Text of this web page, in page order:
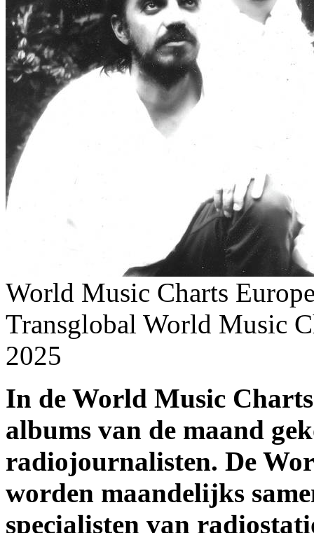
World Music Charts
Transglobal World Music
2025
In de World Music
albums van de maand
radiojournalisten. De
worden maandelijks
specialisten van